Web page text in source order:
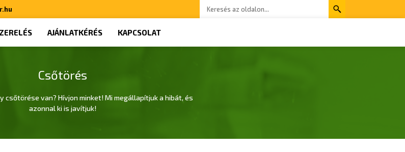
AJÁNLATKÉRÉS KAPCSOLAT
Csőtörés
csőtörése van? Hívjon minket! Mi megállapítjuk a hibát, és
azonnal ki is javítjuk!